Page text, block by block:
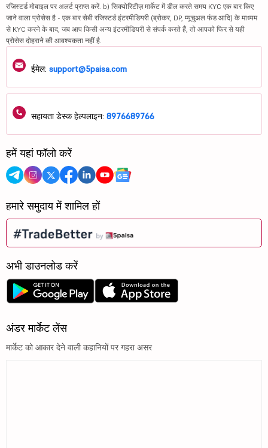
रजिस्टर्ड मोबाइल पर अलर्ट प्राप्त करें. b) सिक्योरिटीज़ मार्केट में डील करते समय KYC एक बार किए
जाने वाला प्रोसेस है - एक बार सेबी रजिस्टर्ड इंटरमीडियरी (ब्रोकर, DP, म्यूचुअल फंड आदि) के माध्यम
से KYC करने के बाद, जब आप किसी अन्य इंटरमीडियरी से संपर्क करते हैं, तो आपको फिर से यही
प्रोसेस दोहराने की आवश्यकता नहीं है.
ईमेल: support@5paisa.com
सहायता डेस्क हेल्पलाइन: 8976689766
हमें यहां फॉलो करें
हमारे समुदाय में शामिल हों
अभी डाउनलोड करें
अंडर मार्केट लेंस
मार्केट को आकार देने वाली कहानियों पर गहरा असर